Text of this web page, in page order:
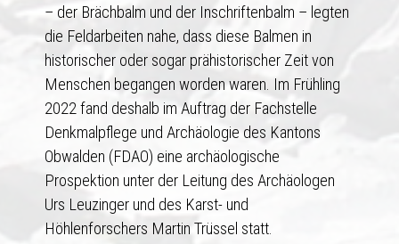
– der Brächbalm und der Inschriftenbalm – legten
die Feldarbeiten nahe, dass diese Balmen in
historischer oder sogar prähistorischer Zeit von
Menschen begangen worden waren. Im Frühling
2022 fand deshalb im Auftrag der Fachstelle
Denkmalpflege und Archäologie des Kantons
Obwalden (FDAO) eine archäologische
Prospektion unter der Leitung des Archäologen
Urs Leuzinger und des Karst- und
Höhlenforschers Martin Trüssel statt.